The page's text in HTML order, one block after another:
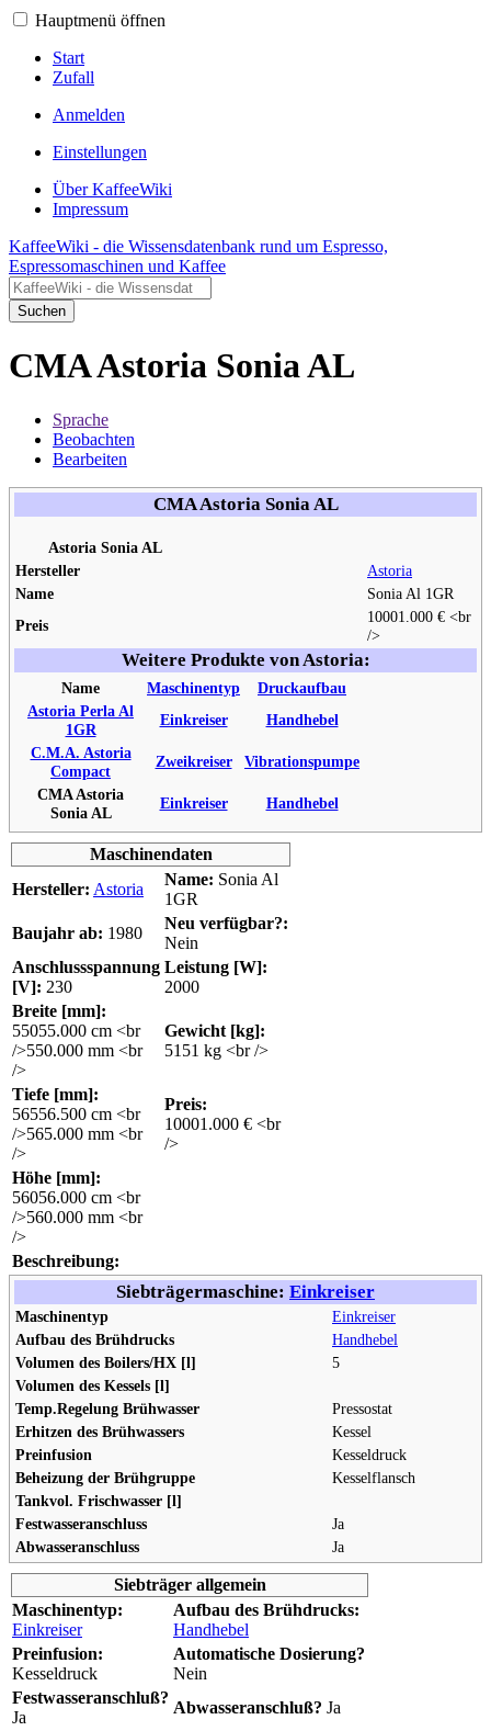
Hauptmenü öffnen
Start
Zufall
Anmelden
Einstellungen
Über KaffeeWiki
Impressum
KaffeeWiki - die Wissensdatenbank rund um Espresso,
Espressomaschinen und Kaffee
Suchen
CMA Astoria Sonia AL
Sprache
Beobachten
Bearbeiten
CMA Astoria Sonia AL
Astoria Sonia AL
Hersteller
Astoria
Name
Sonia Al 1GR
Preis
10001.000 € <br
/>
Weitere Produkte von Astoria:
Name Maschinentyp
Druckaufbau
Astoria Perla Al
1GR
Einkreiser
Handhebel
C.M.A. Astoria
Compact
Zweikreiser
Vibrationspumpe
CMA Astoria
Sonia AL
Einkreiser Handhebel
Maschinendaten
Hersteller: Astoria
Name: Sonia Al
1GR
Baujahr ab: 1980
Neu verfügbar?:
Nein
Anschlussspannung
[V]: 230
Leistung [W]:
2000
Breite [mm]:
55055.000 cm <br
/>550.000 mm <br
/>
Gewicht [kg]:
51 51 kg <br />
Tiefe [mm]:
56556.500 cm <br
/>565.000 mm <br
/>
Preis:
10001.000 € <br
/>
Höhe [mm]:
56056.000 cm <br
/>560.000 mm <br
/>
Beschreibung:
Siebträgermaschine: Einkreiser
Maschinentyp
Einkreiser
Aufbau des Brühdrucks
Handhebel
Volumen des Boilers/HX [l]
5
Volumen des Kessels [l]
Temp.Regelung Brühwasser
Pressostat
Erhitzen des Brühwassers
Kessel
Preinfusion
Kesseldruck
Beheizung der Brühgruppe
Kesselflansch
Tankvol. Frischwasser [l]
Festwasseranschluss
Ja
Abwasseranschluss
Ja
Siebträger allgemein
Maschinentyp:
Einkreiser
Aufbau des Brühdrucks:
Handhebel
Preinfusion:
Kesseldruck
Automatische Dosierung?
Nein
Festwasseranschluß?
Ja
Abwasseranschluß? Ja